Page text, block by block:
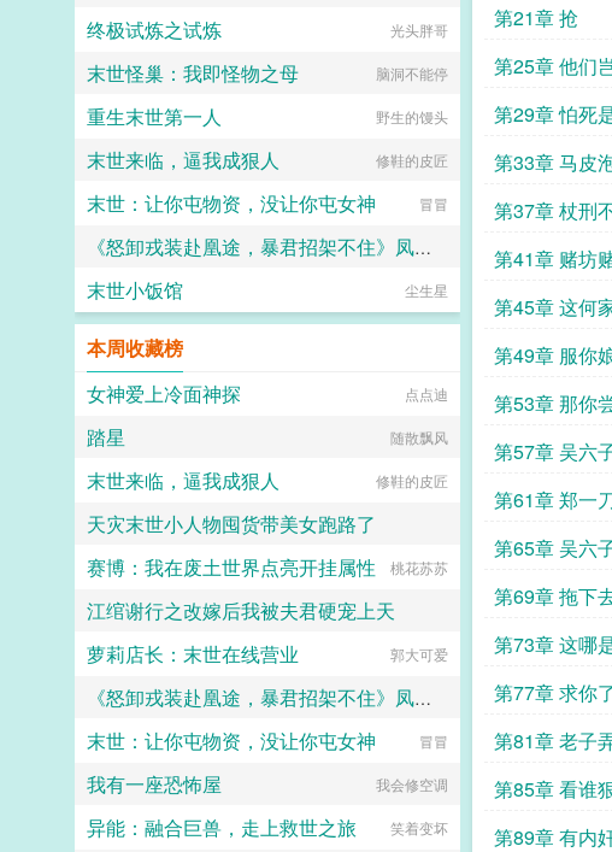
第21章 抢
第25章 他们
第29章 怕死
第33章 马皮
第37章 杖刑
第41章 赌坊
第45章 这何
第49章 服你
第53章 那你
第57章 吴六
个人才
第61章 郑一
第65章 吴六
第69章 拖下
第73章 这哪
第77章 求你
第81章 老子
第85章 看谁
第89章 有内
菜饼子
终极试炼之试炼 光头胖哥
末世怪巢：我即怪物之母 脑洞不能停
重生末世第一人 野生的馒头
末世来临，逼我成狠人 修鞋的皮匠
末世：让你屯物资，没让你屯女神 冒冒
《怒卸戎装赴凰途，暴君招架不住》凤九颜
佚名
末世小饭馆 尘生星
本周收藏榜
女神爱上冷面神探
点点迪
踏星 随散飘风
末世来临，逼我成狠人 修鞋的皮匠
天灾末世小人物囤货带美女跑路了
十七手茶叶贩子
赛博：我在废土世界点亮开挂属性 桃花苏苏
江绾谢行之改嫁后我被夫君硬宠上天
甜茶老师
萝莉店长：末世在线营业 郭大可爱
《怒卸戎装赴凰途，暴君招架不住》凤九颜
佚名
末世：让你屯物资，没让你屯女神 冒冒
我有一座恐怖屋 我会修空调
异能：融合巨兽，走上救世之旅 笑着变坏